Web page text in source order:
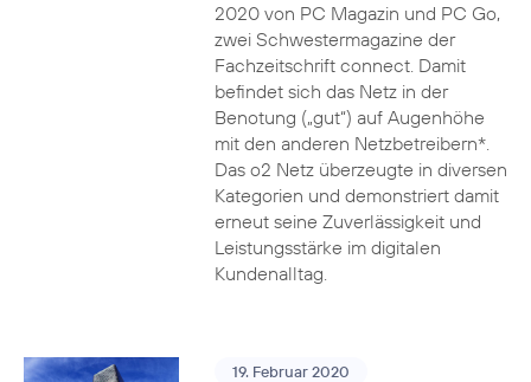
2020 von PC Magazin und PC Go,
zwei Schwestermagazine der
Fachzeitschrift connect. Damit
befindet sich das Netz in der
Benotung („gut“) auf Augenhöhe
mit den anderen Netzbetreibern*.
Das o2 Netz überzeugte in diversen
Kategorien und demonstriert damit
erneut seine Zuverlässigkeit und
Leistungsstärke im digitalen
Kundenalltag.
19. Februar 2020